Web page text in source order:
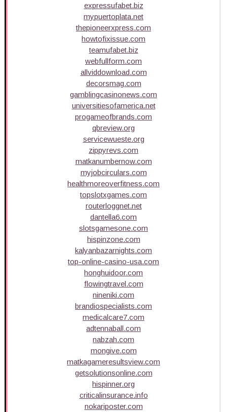
expressufabet.biz
mypuertoplata.net
thepioneerxpress.com
howtofixissue.com
teamufabet.biz
webfullform.com
allviddownload.com
decorsmag.com
gamblingcasinonews.com
universitiesofamerica.net
progameofbrands.com
qbreview.org
servicewueste.org
zippyrevs.com
matkanumbernow.com
myjobcirculars.com
healthmoreoverfitness.com
topslotxgames.com
routerloggnet.net
dantella6.com
slotsgamesone.com
hispinzone.com
kalyanbazarnights.com
top-online-casino-usa.com
honghuidoor.com
flowingtravel.com
nineniki.com
brandiospecialists.com
medicalcare7.com
adtennaball.com
nabzah.com
mongive.com
matkagameresultsview.com
getsolutionsonline.com
hispinner.org
criticalinsurance.info
nokariposter.com